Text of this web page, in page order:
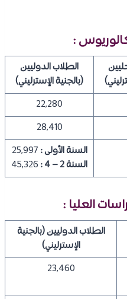
:
الطلاب الدوليين
(بالجنية الإسترليني)
22,280
28,410
السنة الأولى :
السنة 2 – 4 :
45,326
العليا :
الطلاب الدوليين (بالجنية
الإسترليني)
23,460